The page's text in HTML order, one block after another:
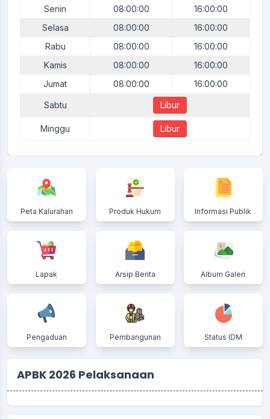
Senin
08:00:00
16:00:00
Selasa
08:00:00
16:00:00
Rabu
08:00:00
16:00:00
Kamis
08:00:00
16:00:00
Jumat
08:00:00 16:00:00
Sabtu Libur
Minggu Libur
Peta Kalurahan Produk Hukum Informasi Publik
Lapak Arsip Berita Album Galeri
Pengaduan Pembangunan Status IDM
APBK 2026 Pelaksanaan